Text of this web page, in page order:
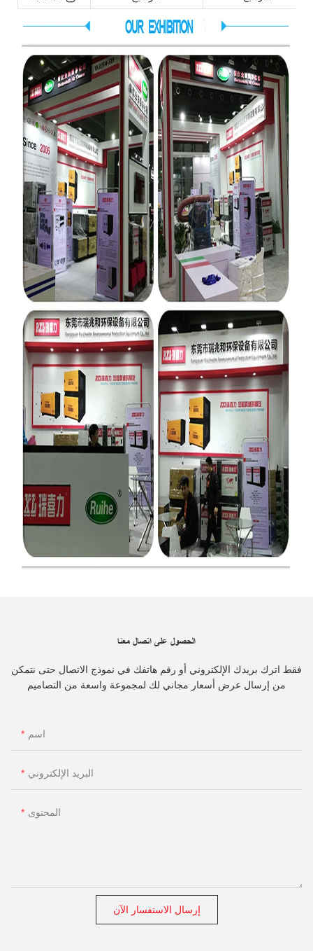
الحصول على اتصال معنا
فقط اترك بريدك الإلكتروني أو رقم هاتفك في نموذج الاتصال حتى نتمكن
من إرسال عرض أسعار مجاني لك لمجموعة واسعة من التصاميم
اسم
البريد الإلكتروني
المحتوى
إرسال الاستفسار الآن